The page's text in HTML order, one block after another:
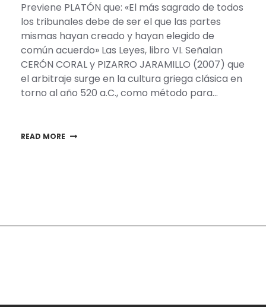
Previene PLATÓN que: «El más sagrado de todos
los tribunales debe de ser el que las partes
mismas hayan creado y hayan elegido de
común acuerdo» Las Leyes, libro VI. Señalan
CERÓN CORAL y PIZARRO JARAMILLO (2007) que
el arbitraje surge en la cultura griega clásica en
torno al año 520 a.C., como método para…
READ MORE